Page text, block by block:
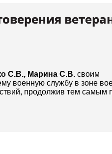
С.В., Марина С.В. своим
военную службу в зоне
продолжив тем самым